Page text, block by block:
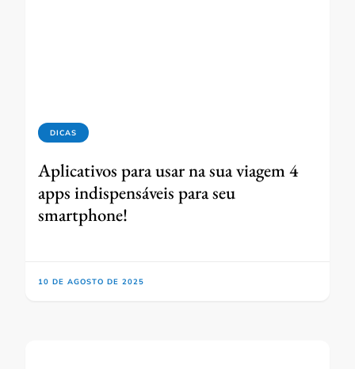
DICAS
Aplicativos para usar na sua viagem 4
apps indispensáveis para seu
smartphone!
10 DE AGOSTO DE 2025